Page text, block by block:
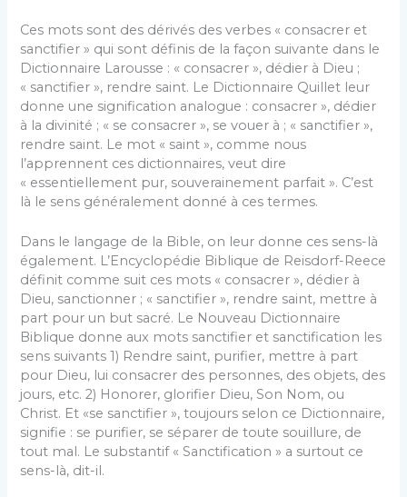
Ces mots sont des dérivés des verbes « consacrer et
sanctifier » qui sont définis de la façon suivante dans le
Dictionnaire Larousse : « consacrer », dédier à Dieu ;
« sanctifier », rendre saint. Le Dictionnaire Quillet leur
donne une signification analogue : consacrer », dédier
à la divinité ; « se consacrer », se vouer à ; « sanctifier »,
rendre saint. Le mot « saint », comme nous
l’apprennent ces dictionnaires, veut dire
« essentiellement pur, souverainement parfait ». C’est
là le sens généralement donné à ces termes.
Dans le langage de la Bible, on leur donne ces sens-là
également. L’Encyclopédie Biblique de Reisdorf-Reece
définit comme suit ces mots « consacrer », dédier à
Dieu, sanctionner ; « sanctifier », rendre saint, mettre à
part pour un but sacré. Le Nouveau Dictionnaire
Biblique donne aux mots sanctifier et sanctification les
sens suivants 1) Rendre saint, purifier, mettre à part
pour Dieu, lui consacrer des personnes, des objets, des
jours, etc. 2) Honorer, glorifier Dieu, Son Nom, ou
Christ. Et «se sanctifier », toujours selon ce Dictionnaire,
signifie : se purifier, se séparer de toute souillure, de
tout mal. Le substantif « Sanctification » a surtout ce
sens-là, dit-il.